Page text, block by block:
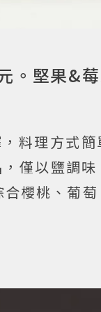
。堅果&
料理方式
僅以鹽調
櫻桃、葡